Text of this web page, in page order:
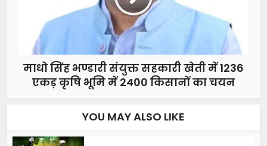
माधो सिंह भण्डारी संयुक्त सहकारी खेती में 1236
एकड़ कृषि भूमि में 2400 किसानों का चयन
YOU MAY ALSO LIKE